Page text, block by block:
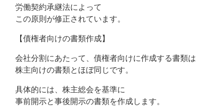
労働契約承継法によって
この原則が修正されています。
【債権者向けの書類作成】
会社分割にあたって、債権者向けに作成する書類は
株主向けの書類とほぼ同じです。
具体的には、株主総会を基準に
事前開示と事後開示の書類を作成します。